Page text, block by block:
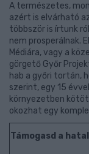
A természetes,
azért is elvárható
többször is írtunk
nem prosperálnak.
Médiára, vagy a közel
görgető Győr
hab a győri tortán,
szerint, egy 15
környezetben
okozhat egy
Támogasd a